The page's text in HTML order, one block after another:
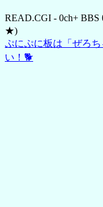
READ.CGI - 0ch+ BBS
★)
ぷにぷに板は「ぜろ
い！🐕